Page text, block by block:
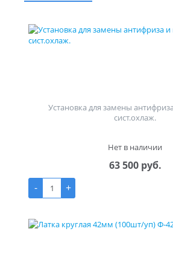
Установка для замены
сист.охлаж.
Нет в наличии
63 500 руб.
-
+